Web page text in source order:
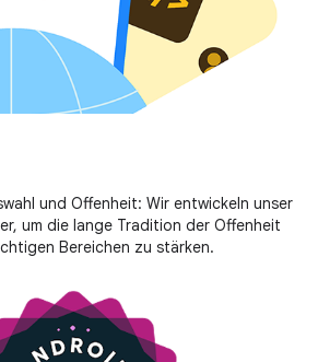
und Offenheit: Wir entwickeln unser
um die lange Tradition der Offenheit
Bereichen zu stärken.